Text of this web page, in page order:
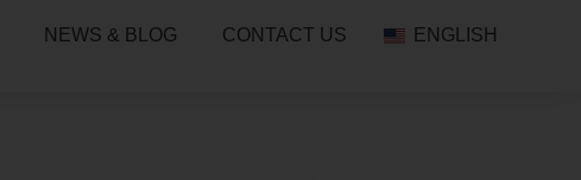
NEWS & BLOG CONTACT US ENGLISH